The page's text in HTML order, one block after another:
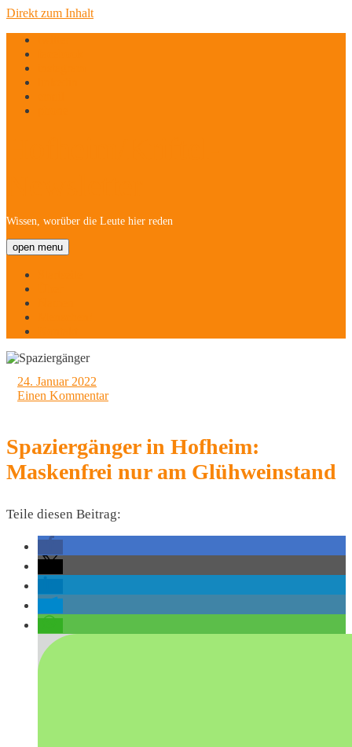
Direkt zum Inhalt
Wissen, worüber die Leute hier reden
open menu
24. Januar 2022
Einen Kommentar
Spaziergänger in Hofheim:
Maskenfrei nur am Glühweinstand
Teile diesen Beitrag: